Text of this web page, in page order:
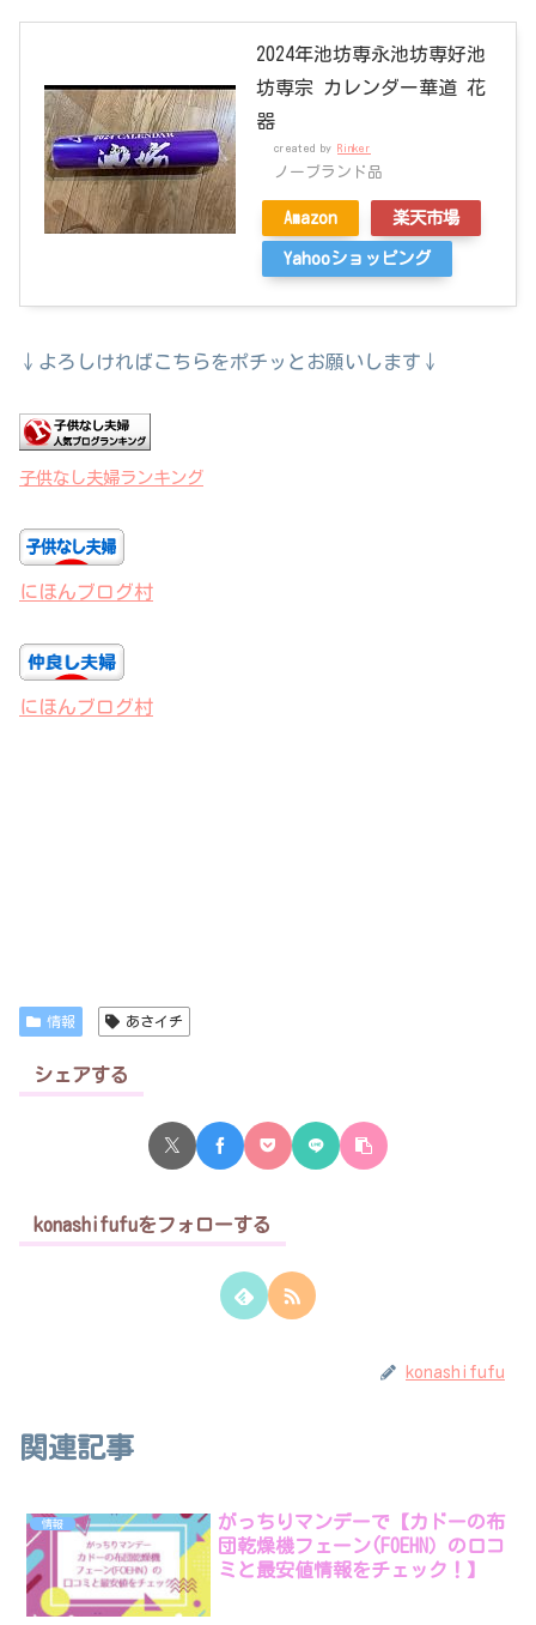
2024年池坊専永池坊専好池
坊専宗 カレンダー華道 花
器
created by Rinker
ノーブランド品
Amazon 楽天市場
Yahooショッピング
↓よろしければこちらをポチッとお願いします↓
子供なし夫婦ランキング
にほんブログ村
にほんブログ村
情報 あさイチ
シェアする
konashifufuをフォローする
konashifufu
関連記事
情報
がっちりマンデーで【カドーの布
団乾燥機フェーン(FOEHN）の口コ
ミと最安値情報をチェック！】